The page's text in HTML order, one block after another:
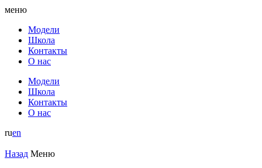
меню
Модели
Школа
Контакты
О нас
Модели
Школа
Контакты
О нас
ruen
Назад Меню